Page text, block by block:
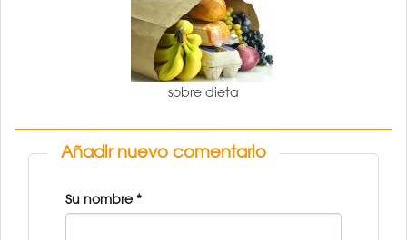
sobre dieta
Añadir nuevo comentario
Su nombre *